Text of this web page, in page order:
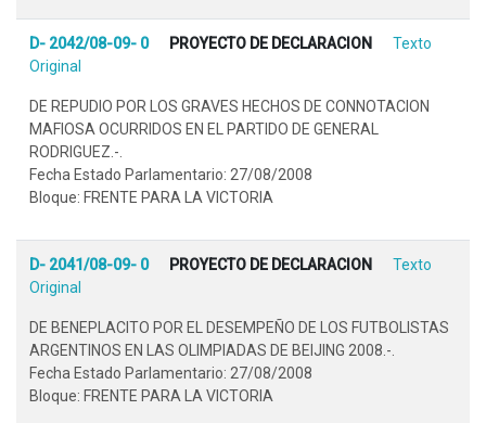
D- 2042/08-09- 0 PROYECTO DE DECLARACION
Texto
Original
DE REPUDIO POR LOS GRAVES HECHOS DE CONNOTACION
MAFIOSA OCURRIDOS EN EL PARTIDO DE GENERAL
RODRIGUEZ.-.
Fecha Estado Parlamentario: 27/08/2008
Bloque: FRENTE PARA LA VICTORIA
D- 2041/08-09- 0 PROYECTO DE DECLARACION
Texto
Original
DE BENEPLACITO POR EL DESEMPEÑO DE LOS FUTBOLISTAS
ARGENTINOS EN LAS OLIMPIADAS DE BEIJING 2008.-.
Fecha Estado Parlamentario: 27/08/2008
Bloque: FRENTE PARA LA VICTORIA